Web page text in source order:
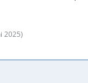
2025)